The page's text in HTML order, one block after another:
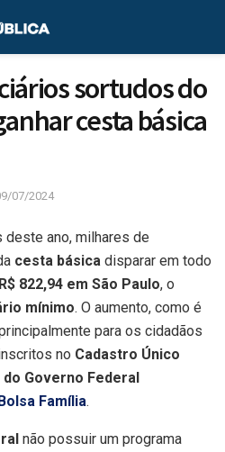
sortudos do
cesta básica
07/2024
ano, milhares de
cesta básica disparar em todo
R$ 822,94 em São Paulo, o
mínimo. O aumento, como é
para os cidadãos
no Cadastro Único
Governo Federal
Família.
não possuir um programa